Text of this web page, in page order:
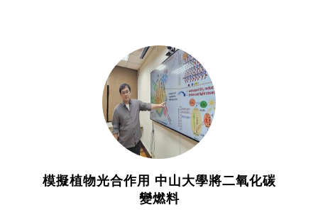
模擬植物光合作用 中山大學將二氧化碳
變燃料